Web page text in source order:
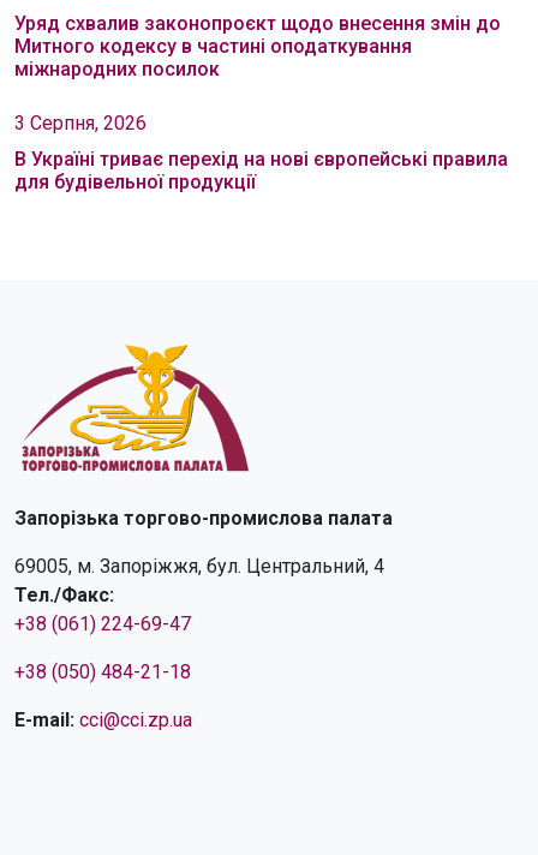
Уряд схвалив законопроєкт щодо внесення змін до
Митного кодексу в частині оподаткування
міжнародних посилок
3 Серпня, 2026
В Україні триває перехід на нові європейські правила
для будівельної продукції
Запорізька торгово-промислова палата
69005, м. Запоріжжя, бул. Центральний, 4
Тел./Факс:
+38 (061) 224-69-47
+38 (050) 484-21-18
E-mail: cci@cci.zp.ua